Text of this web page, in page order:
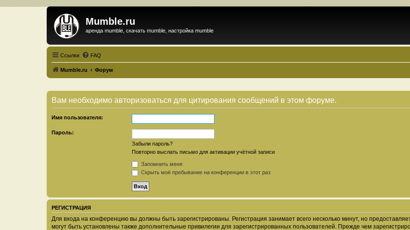
Mumble.ru
аренда mumble, скачать mumble, настройка mumble
Ссылки FAQ
Mumble.ru Форум
Вам необходимо авторизоваться для цитирования сообщений в этом форуме.
Имя пользователя:
Пароль:
Забыли пароль?
Повторно выслать письмо для активации учётной записи
Запомнить меня
Скрыть моё пребывание на конференции в этот раз
РЕГИСТРАЦИЯ
Для входа на конференцию вы должны быть зарегистрированы. Регистрация занимает всего несколько минут, но
могут быть установлены также дополнительные привилегии для зарегистрированных пользователей. Прежде чем